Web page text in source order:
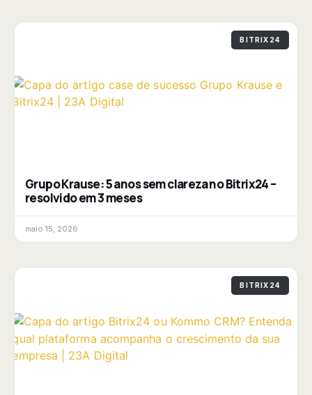
BITRIX24
Grupo Krause: 5 anos sem clareza no Bitrix24 –
resolvido em 3 meses
maio 15, 2026
BITRIX24